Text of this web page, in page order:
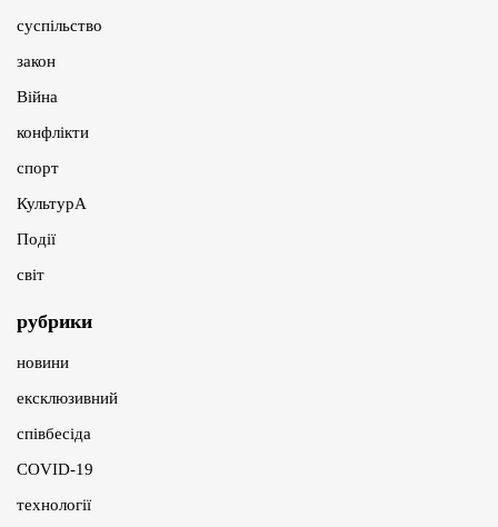
суспільство
закон
Війна
конфлікти
спорт
КультурА
Події
світ
рубрики
новини
ексклюзивний
співбесіда
COVID-19
технології